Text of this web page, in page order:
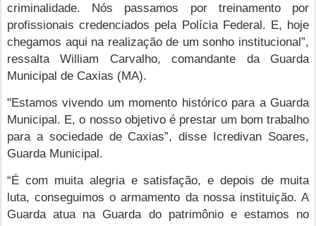
criminalidade. Nós passamos por treinamento por
profissionais credenciados pela Polícia Federal. E, hoje
chegamos aqui na realização de um sonho institucional”,
ressalta William Carvalho, comandante da Guarda
Municipal de Caxias (MA).
"Estamos vivendo um momento histórico para a Guarda
Municipal. E, o nosso objetivo é prestar um bom trabalho
para a sociedade de Caxias”, disse Icredivan Soares,
Guarda Municipal.
“É com muita alegria e satisfação, e depois de muita
luta, conseguimos o armamento da nossa instituição. A
Guarda atua na Guarda do patrimônio e estamos no